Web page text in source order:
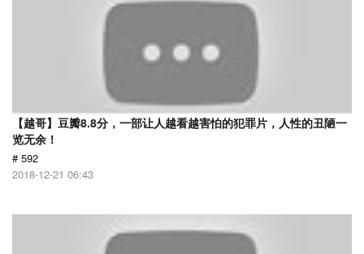
【越哥】豆瓣8.8分，一部让人越看越害怕的犯罪片，人性的丑陋一
览无余！
# 592
2018-12-21 06:43